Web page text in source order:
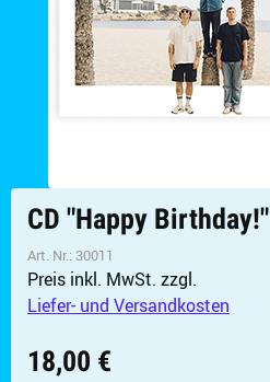
CD "Happy Birthday!"
Art. Nr.: 30011
Preis inkl. MwSt. zzgl.
Liefer- und Versandkosten
18,00 €